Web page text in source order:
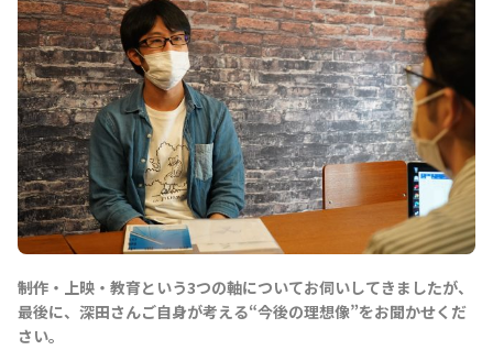
――制作・上映・教育という3つの軸についてお伺いしてきましたが、
最後に、深田さんご自身が考える“今後の理想像”をお聞かせくだ
さい。